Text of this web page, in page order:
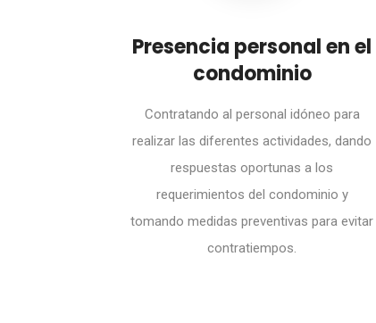
Presencia personal en el
condominio
Contratando al personal idóneo para
realizar las diferentes actividades, dando
respuestas oportunas a los
requerimientos del condominio y
tomando medidas preventivas para evitar
contratiempos.